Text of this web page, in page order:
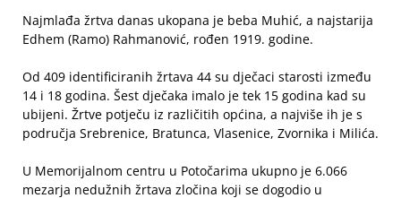
Najmlađa žrtva danas ukopana je beba Muhić, a najstarija
Edhem (Ramo) Rahmanović, rođen 1919. godine.
Od 409 identificiranih žrtava 44 su dječaci starosti između
14 i 18 godina. Šest dječaka imalo je tek 15 godina kad su
ubijeni. Žrtve potječu iz različitih općina, a najviše ih je s
područja Srebrenice, Bratunca, Vlasenice, Zvornika i Milića.
U Memorijalnom centru u Potočarima ukupno je 6.066
mezarja nedužnih žrtava zločina koji se dogodio u